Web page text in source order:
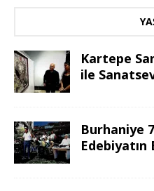
Kartepe
ile
Burhaniye
Edebiyatın